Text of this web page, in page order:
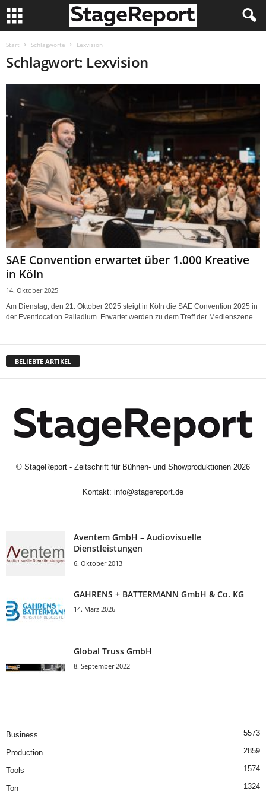
Start Schlagworte Lexvision
Schlagwort: Lexvision
SAE Convention erwartet über 1.000 Kreative
in Köln
14. Oktober 2025
Am Dienstag, den 21. Oktober 2025 steigt in Köln die SAE Convention 2025 in
der Eventlocation Palladium. Erwartet werden zu dem Treff der Medienszene...
BELIEBTE ARTIKEL
© StageReport - Zeitschrift für Bühnen- und Showproduktionen 2026
Kontakt: info@stagereport.de
Aventem GmbH – Audiovisuelle
Dienstleistungen
6. Oktober 2013
GAHRENS + BATTERMANN GmbH & Co. KG
14. März 2026
Global Truss GmbH
8. September 2022
Business 5573
Production 2859
Tools 1574
Ton 1324